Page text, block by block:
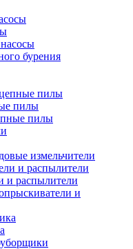
бурения
пилы
пилы
пилы
измельчители
и распылители
и